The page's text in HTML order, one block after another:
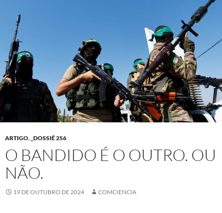
ARTIGO, _DOSSIÊ 256
O BANDIDO É O OUTRO. OU
NÃO.
19 DE OUTUBRO DE 2024 COMCIENCIA